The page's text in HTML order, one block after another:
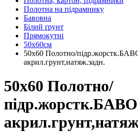
Полотна на підрамнику
Бавовна
Білий ґрунт
Прямокутні
50х60см
50х60 Полотно/
акрил.грунт,натяж.задн.
50х60 Полотно/